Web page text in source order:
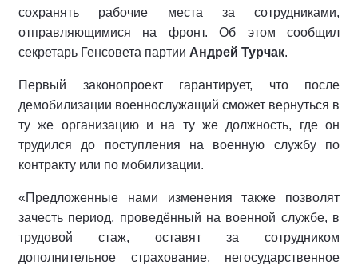
сохранять рабочие места за сотрудниками,
отправляющимися на фронт. Об этом сообщил
секретарь Генсовета партии Андрей Турчак.
Первый законопроект гарантирует, что после
демобилизации военнослужащий сможет вернуться в
ту же организацию и на ту же должность, где он
трудился до поступления на военную службу по
контракту или по мобилизации.
«Предложенные нами изменения также позволят
зачесть период, проведённый на военной службе, в
трудовой стаж, оставят за сотрудником
дополнительное страхование, негосударственное